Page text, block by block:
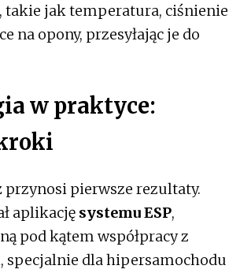
, takie jak temperatura, ciśnienie
na opony, przesyłając je do
w praktyce:
pierwsze rezultaty.
aplikację systemu ESP,
pod kątem współpracy z
specjalnie dla hipersamochodu